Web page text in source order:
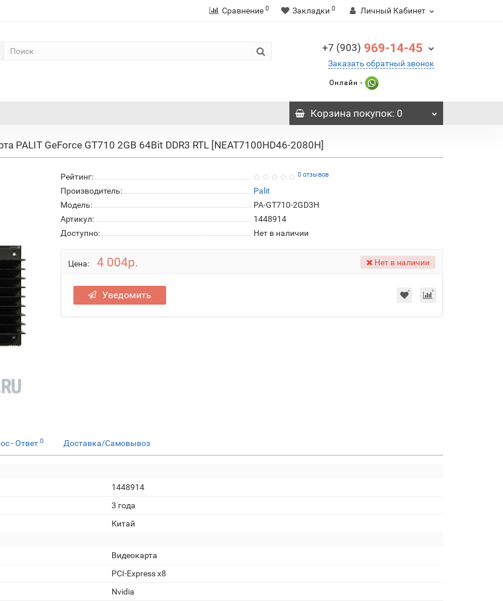
Сравнение 0 Закладки 0 Личный Кабинет
+7 (903) 969-14-45
Заказать обратный звонок
Онлайн -
Корзинапокупок: 0
PALIT GeForce GT710 2GB 64Bit DDR3 RTL [NEAT7100HD46-2080H]
Рейтинг: 0 отзывов
Производитель:
Palit
Модель:
PA-GT710-2GD3H
Артикул:
1448914
Доступно:
Нет в наличии
Цена: 4 004р. Нет в наличии
Уведомить
- Ответ 0 Доставка/Самовывоз
1448914
3 года
Китай
Видеокарта
PCI-Express x8
Nvidia